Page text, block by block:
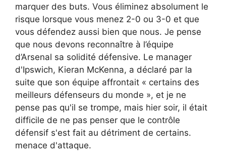
marquer des buts. Vous éliminez absolument le
risque lorsque vous menez 2-0 ou 3-0 et que
vous défendez aussi bien que nous. Je pense
que nous devons reconnaître à l’équipe
d’Arsenal sa solidité défensive. Le manager
d'Ipswich, Kieran McKenna, a déclaré par la
suite que son équipe affrontait « certains des
meilleurs défenseurs du monde », et je ne
pense pas qu'il se trompe, mais hier soir, il était
difficile de ne pas penser que le contrôle
défensif s'est fait au détriment de certains.
menace d'attaque.